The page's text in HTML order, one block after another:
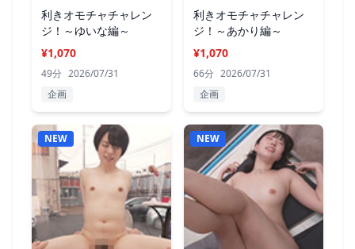
利きオモチャチャレン
ジ！～ゆいな編～
¥1,070
49分 2026/07/31
企画
利きオモチャチャレン
ジ！～あかり編～
¥1,070
66分 2026/07/31
企画
NEW NEW